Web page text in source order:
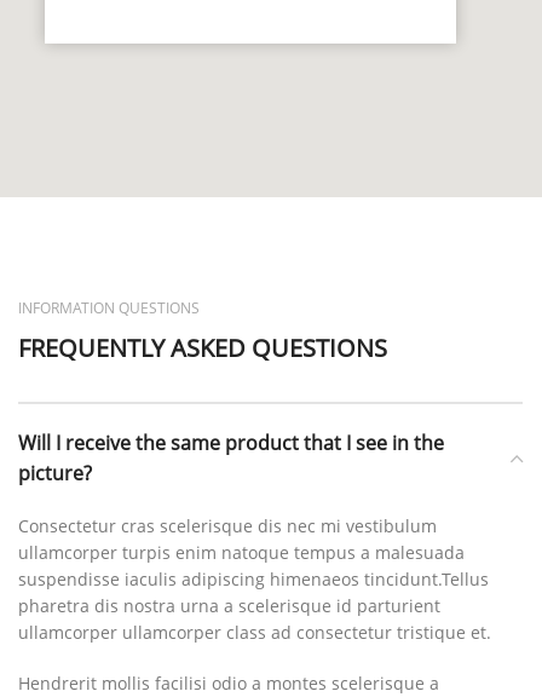
INFORMATION QUESTIONS
FREQUENTLY ASKED QUESTIONS
Will I receive the same product that I see in the
picture?
Consectetur cras scelerisque dis nec mi vestibulum
ullamcorper turpis enim natoque tempus a malesuada
suspendisse iaculis adipiscing himenaeos tincidunt.Tellus
pharetra dis nostra urna a scelerisque id parturient
ullamcorper ullamcorper class ad consectetur tristique et.
Hendrerit mollis facilisi odio a montes scelerisque a